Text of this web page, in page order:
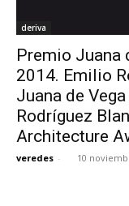
deriva
Premio Juana
2014. Emilio
Juana de
Rodríguez
Architecture
veredes - 10